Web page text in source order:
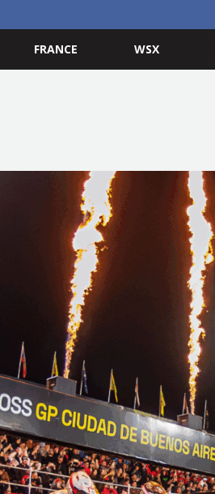
FRANCE WSX